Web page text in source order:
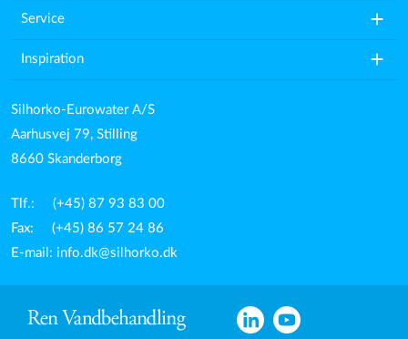
Service add
Inspiration add
Silhorko-Eurowater A/S
Aarhusvej 79, Stilling
8660 Skanderborg
Tlf.: (+45) 87 93 83 00
Fax: (+45) 86 57 24 86
E-mail: info.dk@silhorko.dk